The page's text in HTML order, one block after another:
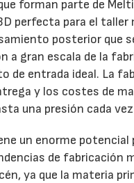
forman parte de
perfecta para el
posterior que
a gran escala de la
de entrada ideal. La
y los costes de
una presión cada
un enorme potencial
de fabricación
ya que la materia